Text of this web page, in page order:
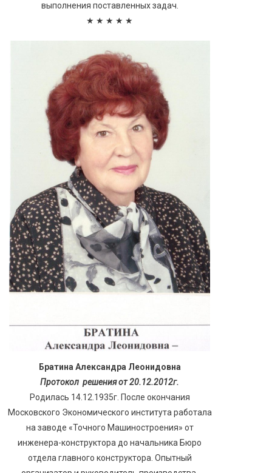
выполнения поставленных задач.
★ ★ ★ ★ ★
Братина Александра Леонидовна
Протокол решения от 20.12.2012г.
Родилась 14.12.1935г. После окончания
Московского Экономического института работала
на заводе «Точного Машиностроения» от
инженера-конструктора до начальника Бюро
отдела главного конструктора. Опытный